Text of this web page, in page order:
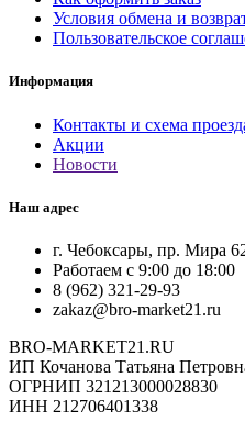
Условия обмена и
Пользовательское
Информация
Контакты и схема
Акции
Новости
Наш адрес
г. Чебоксары, пр. Мира
Работаем с 9:00 до 18:00
8 (962) 321-29-93
zakaz@bro-market21.ru
BRO-MARKET21.RU
ИП Кочанова Татьяна
ОГРНИП 321213000028830
ИНН 212706401338